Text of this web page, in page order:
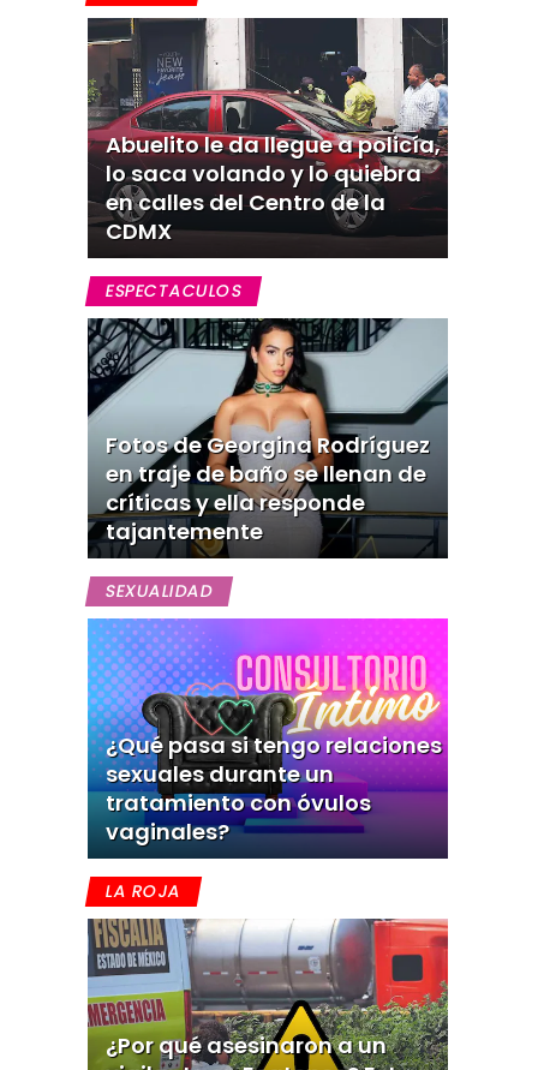
Abuelito le da llegue a policía,
lo saca volando y lo quiebra
en calles del Centro de la
CDMX
ESPECTACULOS
Fotos de Georgina Rodríguez
en traje de baño se llenan de
críticas y ella responde
tajantemente
SEXUALIDAD
¿Qué pasa si tengo relaciones
sexuales durante un
tratamiento con óvulos
vaginales?
LA ROJA
¿Por qué asesinaron a un